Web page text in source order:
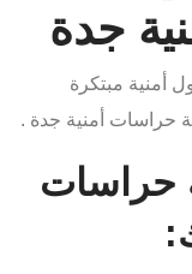
جدة
أمنية مبتكرة
حراسات أمنية جدة .
حراسات